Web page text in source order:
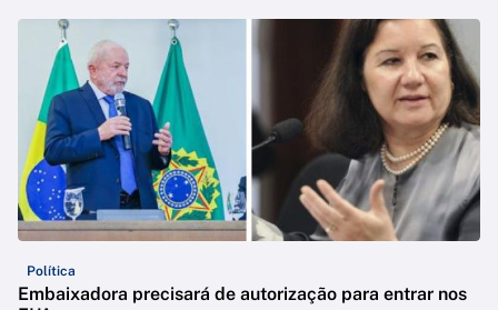
Política
Embaixadora precisará de autorização para entrar nos